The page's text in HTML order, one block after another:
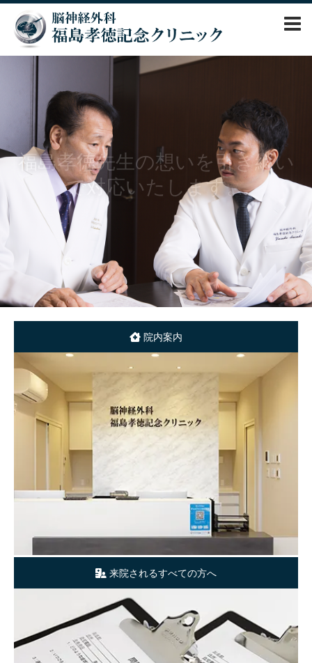
福島孝徳先生の想いを引き継い
で対応いたします。
院内案内
来院されるすべての方へ
クリニック紹介
アクセス・診療時間
医師紹介
受診される皆様へ(初診・再診)
脳の病気と症状
【 診療予約 】
SNS
医療関係者の方